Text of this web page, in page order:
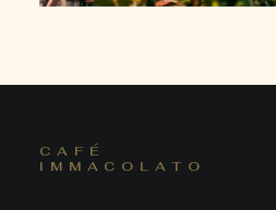
CAFÉ
IMMACOLATO